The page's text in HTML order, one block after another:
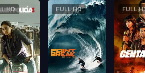
HD FULL HD FULL